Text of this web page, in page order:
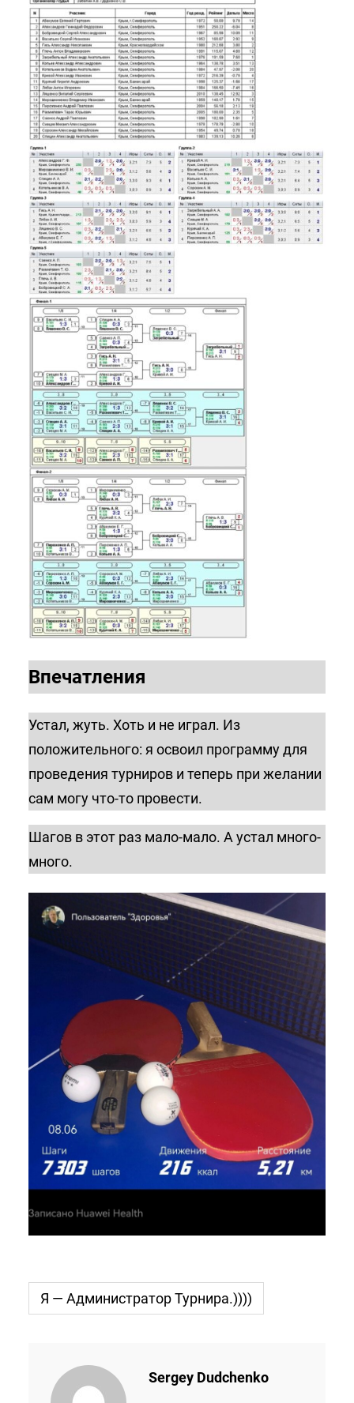
Впечатления
Устал, жуть. Хоть и не играл. Из
положительного: я освоил программу для
проведения турниров и теперь при желании
сам могу что-то провести.
Шагов в этот раз мало-мало. А устал много-
много.
Я — Администратор Турнира.))))
Sergey Dudchenko